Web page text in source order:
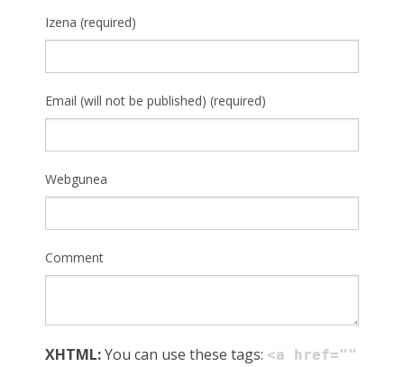
Izena (required)
Email (will not be published) (required)
Webgunea
Comment
XHTML:You can use these tags: <a href=""